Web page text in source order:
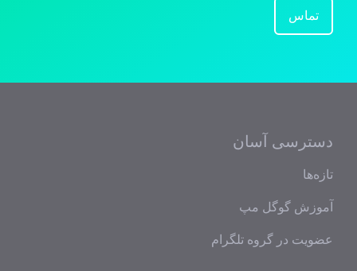
تماس
دسترسی آسان
تازه‌ها
آموزش گوگل مپ
عضویت در گروه تلگرام